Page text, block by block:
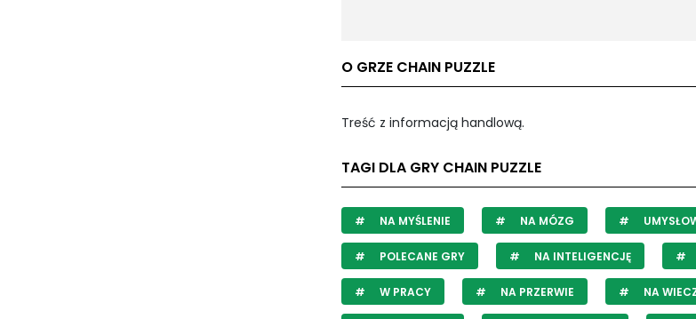
O GRZE CHAIN PUZZLE
Treść z informacją handlową.
TAGI DLA GRY CHAIN PUZZLE
NA MYŚLENIE NA MÓZG
POLECANE GRY NA INTELIGENCJĘ
W PRACY NA PRZERWIE NA